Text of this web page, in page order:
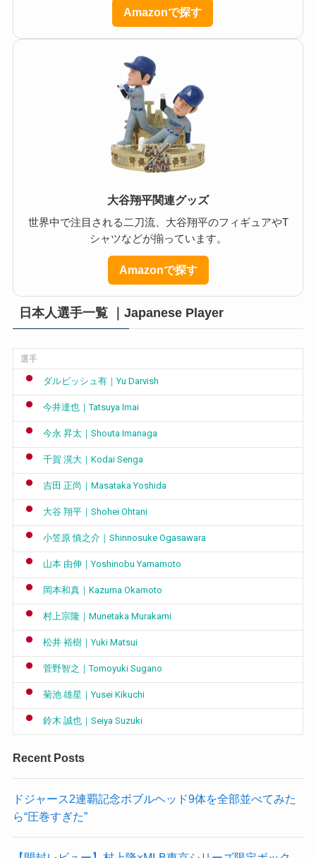
Amazonで探す
大谷翔平関連グッズ
世界中で注目される二刀流、大谷翔平のフィギュアやT
シャツなどが揃っています。
Amazonで探す
日本人選手一覧 ｜Japanese Player
選手
ダルビッシュ有｜Yu Darvish
今井達也｜Tatsuya Imai
今永 昇太｜Shouta Imanaga
千賀 滉大｜Kodai Senga
吉田 正尚｜Masataka Yoshida
大谷 翔平｜Shohei Ohtani
小笠原 慎之介｜Shinnosuke Ogasawara
山本 由伸｜Yoshinobu Yamamoto
岡本和真｜Kazuma Okamoto
村上宗隆｜Munetaka Murakami
松井 裕樹｜Yuki Matsui
菅野智之｜Tomoyuki Sugano
菊池 雄星｜Yusei Kikuchi
鈴木 誠也｜Seiya Suzuki
Recent Posts
ドジャース2連覇記念ボブルヘッド9体を全部並べてみた
ら“圧巻すぎた”